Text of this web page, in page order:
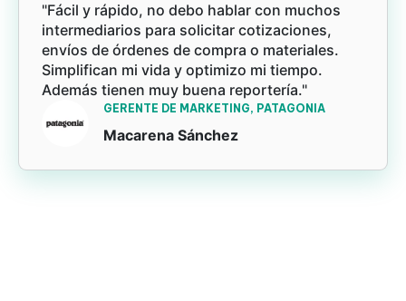
"Fácil y rápido, no debo hablar con muchos
intermediarios para solicitar cotizaciones,
envíos de órdenes de compra o materiales.
Simplifican mi vida y optimizo mi tiempo.
Además tienen muy buena reportería."
GERENTE DE MARKETING, PATAGONIA
Macarena Sánchez